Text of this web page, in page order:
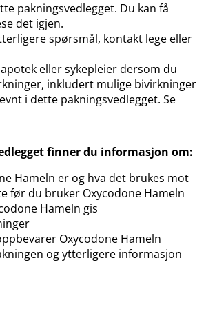
pakningsvedlegget. Du kan få
det igjen.
spørsmål, kontakt lege eller
eller sykepleier dersom du
inkludert mulige bivirkninger
i dette pakningsvedlegget. Se
finner du informasjon om:
Hameln er og hva det brukes mot
før du bruker Oxycodone Hameln
Hameln gis
Oxycodone Hameln
og ytterligere informasjon